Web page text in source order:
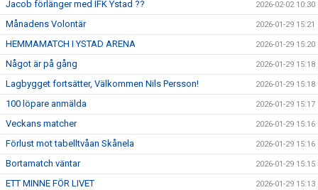
Jacob förlänger med IFK Ystad ?? 2026-02-02 10:30
Månadens Volontär 2026-01-29 15:21
HEMMAMATCH I YSTAD ARENA 2026-01-29 15:20
Något är på gång 2026-01-29 15:18
Lagbygget fortsätter, Välkommen Nils Persson! 2026-01-29 15:18
100 löpare anmälda 2026-01-29 15:17
Veckans matcher 2026-01-29 15:16
Förlust mot tabelltvåan Skånela 2026-01-29 15:16
Bortamatch väntar 2026-01-29 15:15
ETT MINNE FÖR LIVET 2026-01-29 15:13